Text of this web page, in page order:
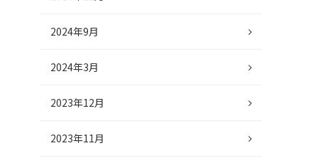
2024年9月
2024年3月
2023年12月
2023年11月